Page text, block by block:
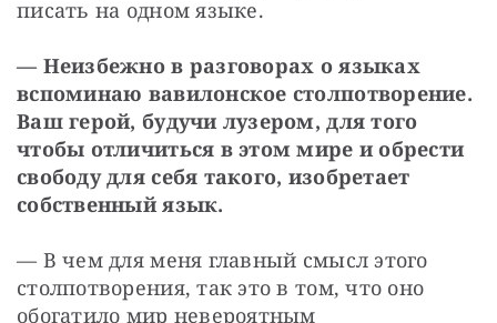
писать на одном языке.
— Неизбежно в разговорах о языках
вспоминаю вавилонское столпотворение.
Ваш герой, будучи лузером, для того
чтобы отличиться в этом мире и обрести
свободу для себя такого, изобретает
собственный язык.
— В чем для меня главный смысл этого
столпотворения, так это в том, что оно
обогатило мир невероятным